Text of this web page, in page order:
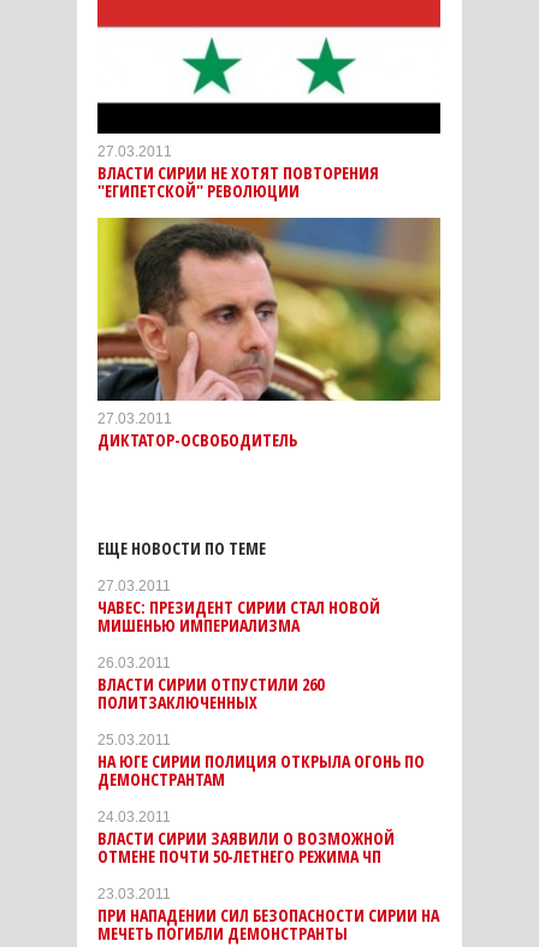
27.03.2011
ВЛАСТИ СИРИИ НЕ ХОТЯТ ПОВТОРЕНИЯ
"ЕГИПЕТСКОЙ" РЕВОЛЮЦИИ
27.03.2011
ДИКТАТОР-ОСВОБОДИТЕЛЬ
ЕЩЕ НОВОСТИ ПО ТЕМЕ
27.03.2011
ЧАВЕС: ПРЕЗИДЕНТ СИРИИ СТАЛ НОВОЙ
МИШЕНЬЮ ИМПЕРИАЛИЗМА
26.03.2011
ВЛАСТИ СИРИИ ОТПУСТИЛИ 260
ПОЛИТЗАКЛЮЧЕННЫХ
25.03.2011
НА ЮГЕ СИРИИ ПОЛИЦИЯ ОТКРЫЛА ОГОНЬ ПО
ДЕМОНСТРАНТАМ
24.03.2011
ВЛАСТИ СИРИИ ЗАЯВИЛИ О ВОЗМОЖНОЙ
ОТМЕНЕ ПОЧТИ 50-ЛЕТНЕГО РЕЖИМА ЧП
23.03.2011
ПРИ НАПАДЕНИИ СИЛ БЕЗОПАСНОСТИ СИРИИ НА
МЕЧЕТЬ ПОГИБЛИ ДЕМОНСТРАНТЫ